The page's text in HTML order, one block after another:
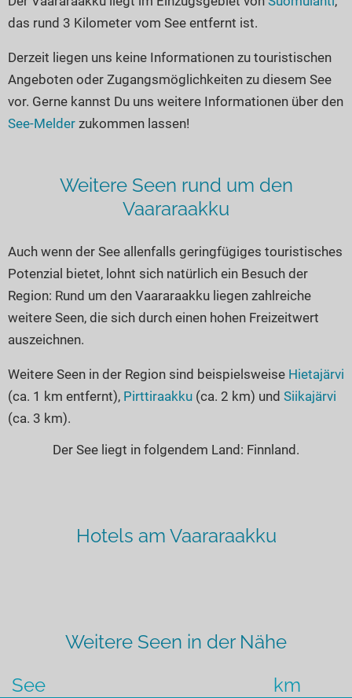
Glamping
Seen in Europa
Österreich
Schweiz
Frankreich
Niederlande
alle Länder…
das rund 3 Kilometer vom See entfernt ist.
Derzeit liegen uns keine Informationen zu touristischen
Angeboten oder Zugangsmöglichkeiten zu diesem See
vor. Gerne kannst Du uns weitere Informationen über den
See-Melder zukommen lassen!
Weitere Seen rund um den
Vaararaakku
Auch wenn der See allenfalls geringfügiges touristisches
Potenzial bietet, lohnt sich natürlich ein Besuch der
Region: Rund um den Vaararaakku liegen zahlreiche
weitere Seen, die sich durch einen hohen Freizeitwert
auszeichnen.
Weitere Seen in der Region sind beispielsweise Hietajärvi
(ca. 1 km entfernt), Pirttiraakku (ca. 2 km) und Siikajärvi
(ca. 3 km).
Der See liegt in folgendem Land: Finnland.
Hotels am Vaararaakku
Weitere Seen in der Nähe
See
km